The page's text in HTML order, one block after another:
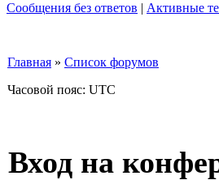
Сообщения без ответов | Активные
Главная » Список форумов
Часовой пояс: UTC
Вход на